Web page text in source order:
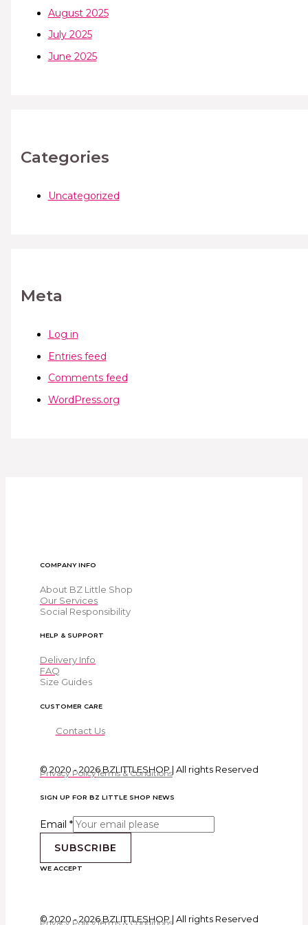
August 2025
July 2025
June 2025
Categories
Uncategorized
Meta
Log in
Entries feed
Comments feed
WordPress.org
COMPANY INFO
About BZ Little Shop
Our Services
Social Responsibility
HELP & SUPPORT
Delivery Info
FAQ
Size Guides
CUSTOMER CARE
Contact Us
© 2020 - 2026 BZLITTLESHOP | All rights Reserved
Privacy PolicyTerms & Conditions
SIGN UP FOR BZ LITTLE SHOP NEWS
Email *
SUBSCRIBE
WE ACCEPT
© 2020 - 2026 BZLITTLESHOP | All rights Reserved
Privacy PolicyTerms & Conditions